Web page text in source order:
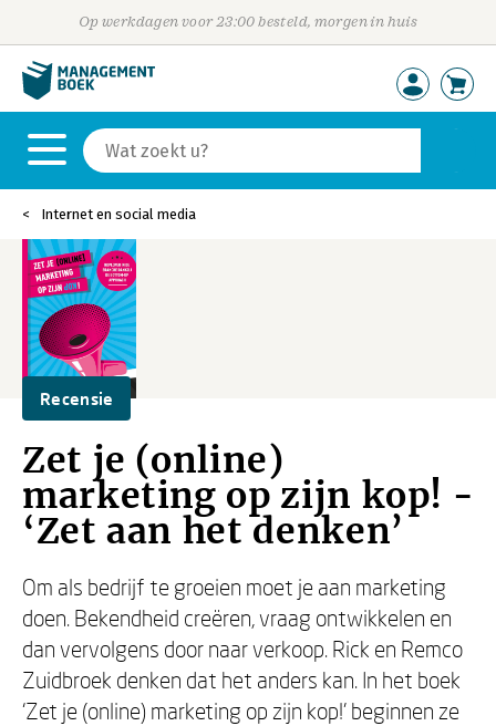
Op werkdagen voor 23:00 besteld, morgen in huis
Internet en social media
Recensie
Zet je (online)
marketing op zijn kop! -
‘Zet aan het denken’
Om als bedrijf te groeien moet je aan marketing
doen. Bekendheid creëren, vraag ontwikkelen en
dan vervolgens door naar verkoop. Rick en Remco
Zuidbroek denken dat het anders kan. In het boek
‘Zet je (online) marketing op zijn kop!’ beginnen ze